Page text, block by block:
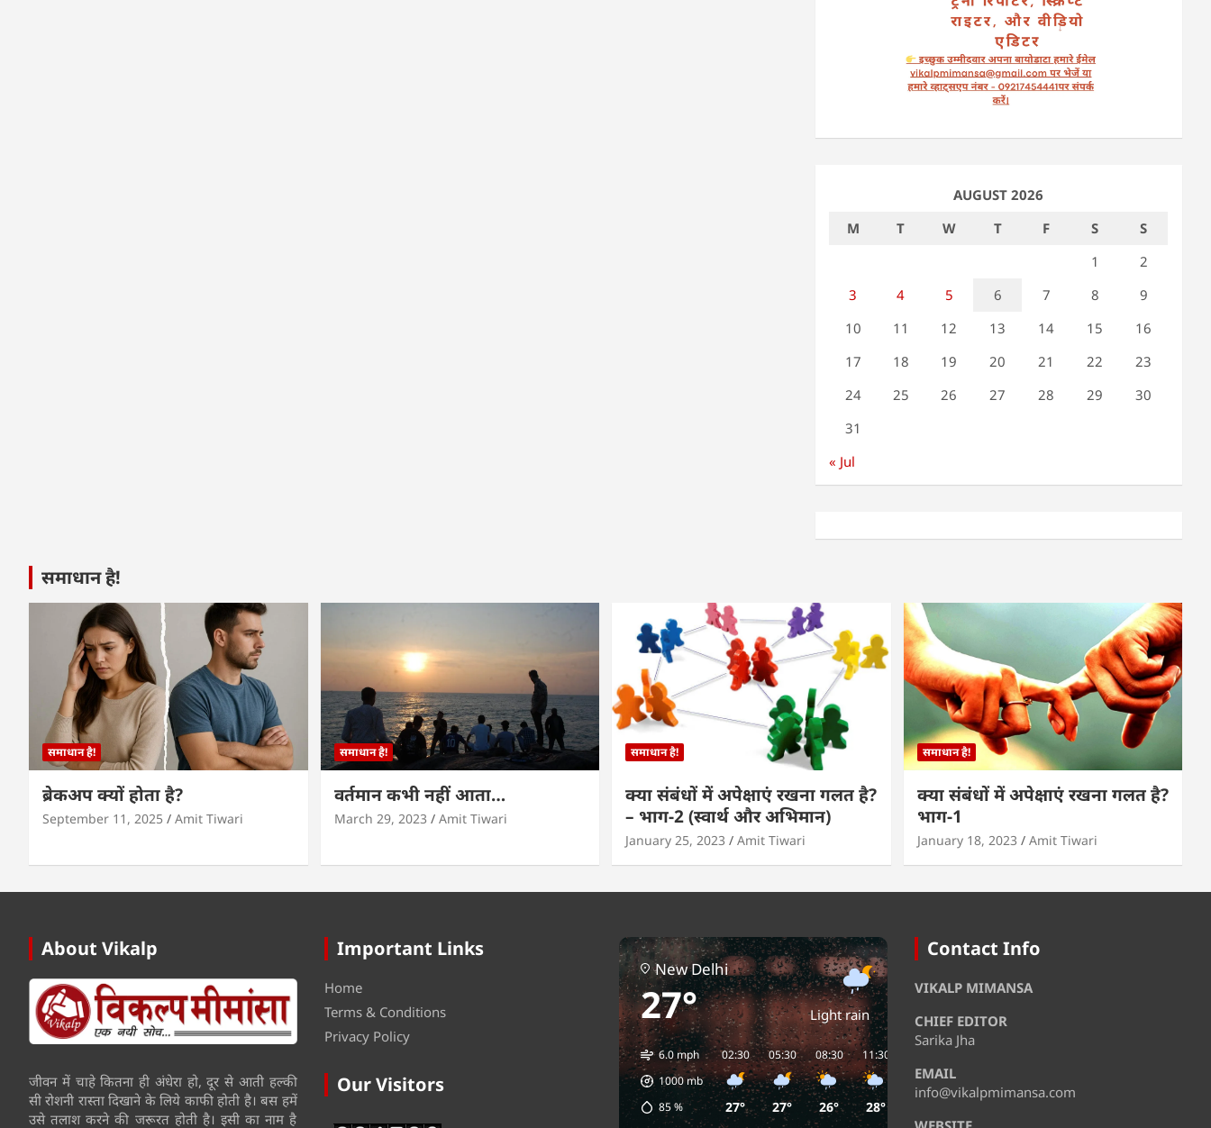
AUGUST 2026
M
T W T F S
S
1
2
3
4 5 6 7 8
9
10
11 12 13 14 15
16
17
18 19 20 21 22
23
24
25 26 27 28 29
30
31
« Jul
समाधान है!
समाधान है!
ब्रेकअप क्यों होता है?
September 11, 2025 Amit Tiwari
समाधान है!
वर्तमान कभी नहीं आता…
March 29, 2023 Amit Tiwari
समाधान है!
क्या संबंधों में अपेक्षाएं रखना गलत है?
– भाग-2 (स्वार्थ और अभिमान)
January 25, 2023 Amit Tiwari
समाधान है!
क्या संबंधों में अपेक्षाएं रखना गलत है?
भाग-1
January 18, 2023 Amit Tiwari
About Vikalp
जीवन में चाहे कितना ही अंधेरा हो, दूर से आती हल्की
सी रोशनी रास्ता दिखाने के लिये काफी होती है। बस हमें
उसे तलाश करने की जरूरत होती है। इसी का नाम है
Important Links
Home
Terms & Conditions
Privacy Policy
Our Visitors
New Delhi
27° Light rain
6.0 mph
1000mb
85%
02:30
27°
05:30
27°
08:30
26°
11:30
28°
Contact Info
VIKALP MIMANSA
CHIEF EDITOR
Sarika Jha
EMAIL
info@vikalpmimansa.com